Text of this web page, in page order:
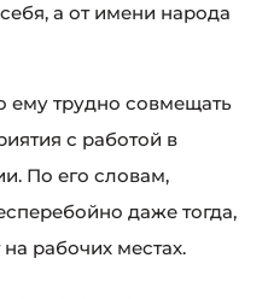
а от имени народа
ему трудно совмещать
с работой в
По его словам,
даже тогда,
рабочих местах.